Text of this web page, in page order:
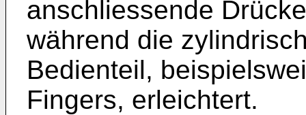
anschliessende
während die
Bedienteil,
Fingers, erleichtert.